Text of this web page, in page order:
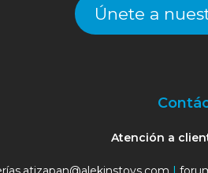
Únete a
Atención a